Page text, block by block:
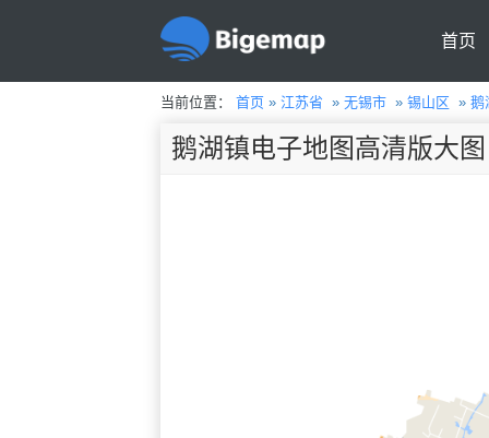
首页
当前位置： 首页» 江苏省 » 无锡市» 锡山区 » 鹅
鹅湖镇电子地图高清版大图